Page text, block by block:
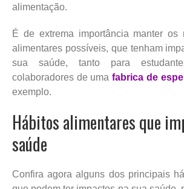
alimentação.
É de extrema importância manter os
alimentares possíveis, que tenham
sua saúde, tanto para
colaboradores de umafabrica de
exemplo.
Hábitos alimentares que
saúde
Confira agora alguns dos principais